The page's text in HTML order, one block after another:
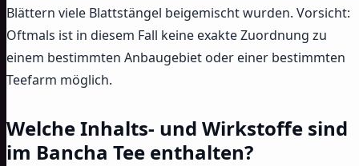
Blättern viele Blattstängel beigemischt wurden. Vorsicht:
Oftmals ist in diesem Fall keine exakte Zuordnung zu
einem bestimmten Anbaugebiet oder einer bestimmten
Teefarm möglich.
Welche Inhalts- und Wirkstoffe sind
im Bancha Tee enthalten?